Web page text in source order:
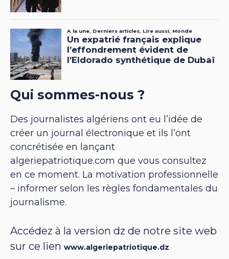
Qui sommes-nous ?
Des journalistes algériens ont eu l’idée de
créer un journal électronique et ils l’ont
concrétisée en lançant
algeriepatriotique.com que vous consultez
en ce moment. La motivation professionnelle
– informer selon les règles fondamentales du
journalisme.
Accédez à la version dz de notre site web
sur ce lien www.algeriepatriotique.dz